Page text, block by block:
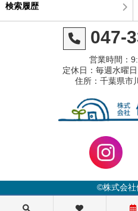
検索履歴
047-
営業時間：
定休日：毎週水曜
住所：千葉県市
©株式会社